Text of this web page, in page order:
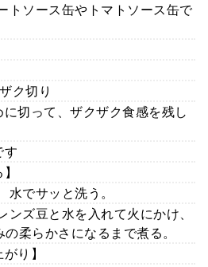
トソース缶やトマトソース缶で
ク切り
切って、ザクザク食感を残し
す
水でサッと洗う。
ズ豆と水を入れて火にかけ、
柔らかさになるまで煮る。
り】